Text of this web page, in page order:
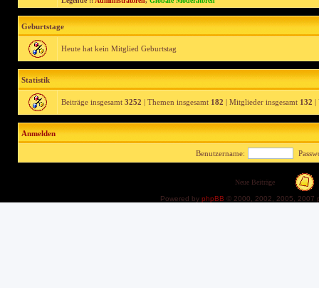
Geburtstage
Heute hat kein Mitglied Geburtstag
Statistik
Beiträge insgesamt 3252 | Themen insgesamt 182 | Mitglieder insgesamt 132 |
Anmelden
Benutzername:
Neue Beiträge
Powered by phpBB © 2000, 2002, 2005, 2007